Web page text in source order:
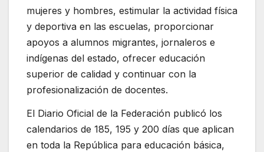
mujeres y hombres, estimular la actividad física
y deportiva en las escuelas, proporcionar
apoyos a alumnos migrantes, jornaleros e
indígenas del estado, ofrecer educación
superior de calidad y continuar con la
profesionalización de docentes.
El Diario Oficial de la Federación publicó los
calendarios de 185, 195 y 200 días que aplican
en toda la República para educación básica,